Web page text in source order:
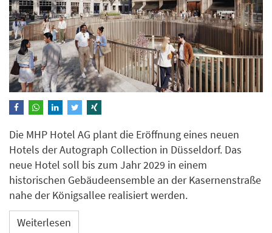
Die MHP Hotel AG plant die Eröffnung eines neuen
Hotels der Autograph Collection in Düsseldorf. Das
neue Hotel soll bis zum Jahr 2029 in einem
historischen Gebäudeensemble an der Kasernenstraße
nahe der Königsallee realisiert werden.
Weiterlesen